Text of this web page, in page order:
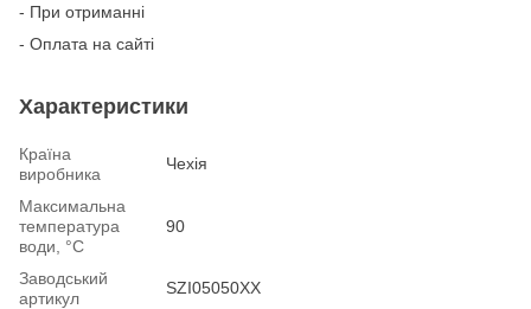
- При отриманні
- Оплата на сайті
Характеристики
Країна
виробника
Чехія
Максимальна
температура
води, °С
90
Заводський
артикул
SZI05050XX